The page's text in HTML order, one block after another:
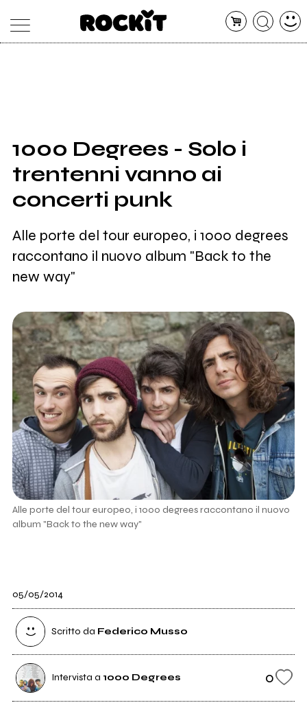
SHOP
RADIO
1000 Degrees - Solo i
trentenni vanno ai
concerti punk
Alle porte del tour europeo, i 1000 degrees
raccontano il nuovo album "Back to the
new way"
Alle porte del tour europeo, i 1000 degrees raccontano il nuovo
album "Back to the new way"
05/05/2014
Scritto da Federico Musso
Intervista a 1000 Degrees 0